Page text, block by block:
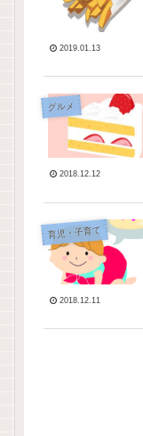
2019.01.13
グルメ
2018.12.12
育児・子育て
2018.12.11